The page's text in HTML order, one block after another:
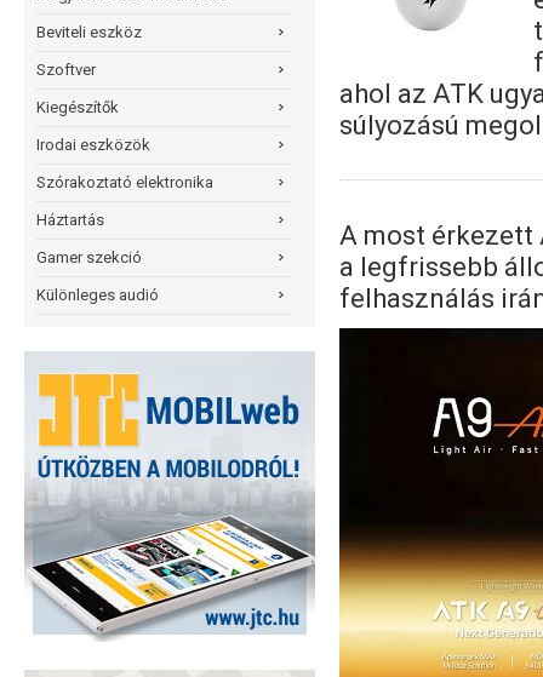
Beviteli eszköz
Szoftver
Kiegészítők
Irodai eszközök
Szórakoztató elektronika
Háztartás
Gamer szekció
Különleges audió
ahol az ATK
súlyozású
A most érkezett
a legfrissebb
felhasználás